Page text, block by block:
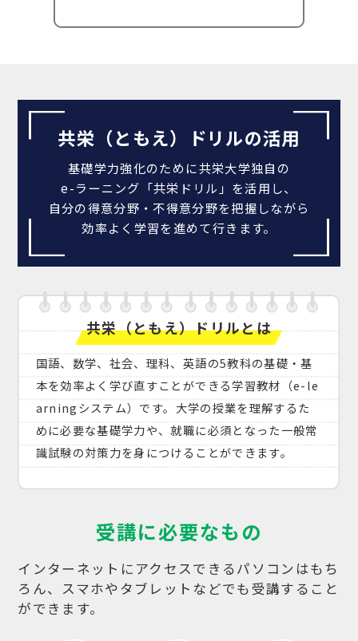
共栄（ともえ）ドリルの活用
基礎学力強化のために共栄大学独自の
e-ラーニング「共栄ドリル」を活用し、
自分の得意分野・不得意分野を把握しながら
効率よく学習を進めて行きます。
共栄（ともえ）ドリルとは
国語、数学、社会、理科、英語の5教科の基礎・基
本を効率よく学び直すことができる学習教材（e-le
arningシステム）です。大学の授業を理解するた
めに必要な基礎学力や、就職に必須となった一般常
識試験の対策力を身につけることができます。
受講に必要なもの
インターネットにアクセスできるパソコンはもち
ろん、 スマホやタブレットなどでも受講すること
ができます。